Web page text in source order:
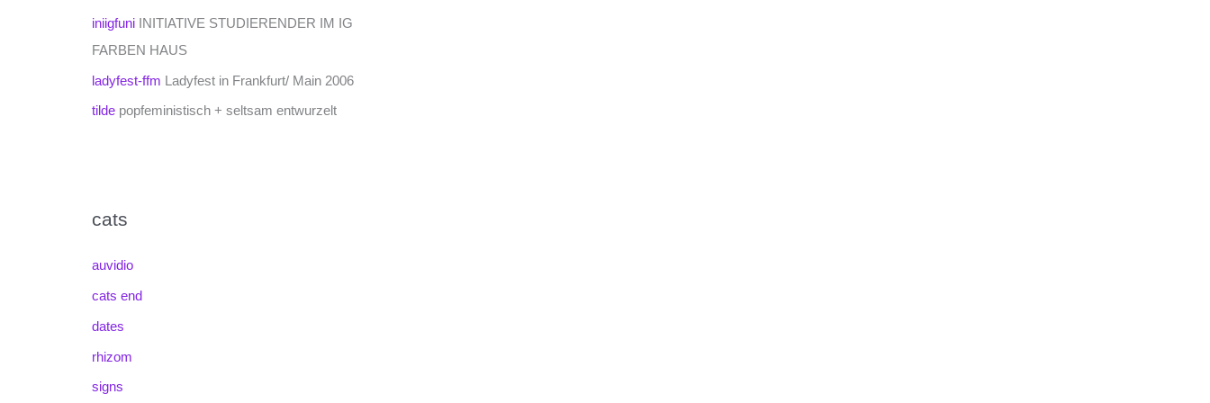
iniigfuni INITIATIVE STUDIERENDER IM IG
FARBEN HAUS
ladyfest-ffm Ladyfest in Frankfurt/ Main 2006
tilde popfeministisch + seltsam entwurzelt
cats
auvidio
cats end
dates
rhizom
signs